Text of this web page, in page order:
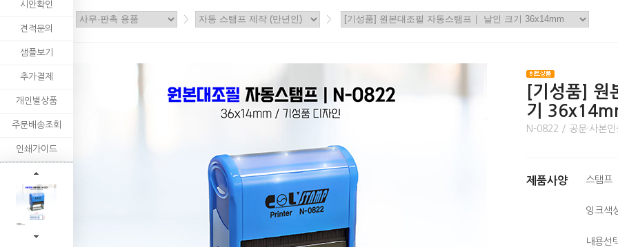
> >
[기성품] 원
기
N-0822 / 공문·사본
제품사양 스탬프
잉크색
내용선
시안확인
견적문의
샘플보기
추가결제
개인별상품
주문배송조회
인쇄가이드